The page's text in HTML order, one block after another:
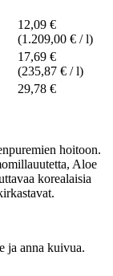
12,09 €
(1.209,00 € / l)
17,69 €
(235,87 € / l)
29,78 €
hoitoon.
Aloe
korealaisia
ja anna kuivua.